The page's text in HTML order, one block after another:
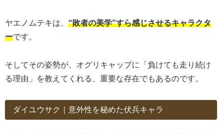
ヤエノムテキは、 “敗者の美学”すら感じさせるキャラクタ
ーです。
そしてその姿勢が、オグリキャップに「負けても走り続け
る理由」を教えてくれる、重要な存在でもあるのです。
ダイユウサク｜意外性を秘めた伏兵キャラ